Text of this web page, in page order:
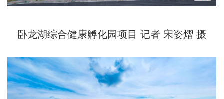
卧龙湖综合健康孵化园项目 记者 宋姿熠 摄